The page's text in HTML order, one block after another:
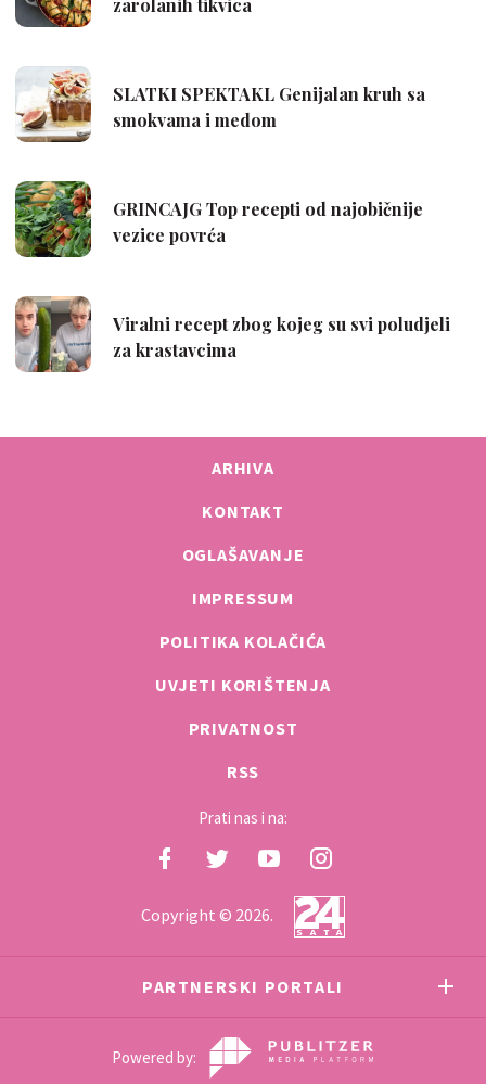
ARHIVA
KONTAKT
OGLAŠAVANJE
IMPRESSUM
POLITIKA KOLAČIĆA
UVJETI KORIŠTENJA
PRIVATNOST
RSS
Prati nas i na:
Copyright © 2026.
PARTNERSKI PORTALI
Powered by: